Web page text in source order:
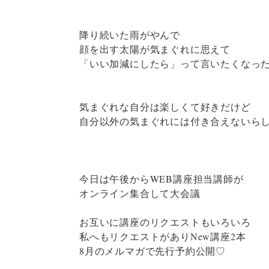
降り続いた雨がやんで
顔を出す太陽が気まぐれに思えて
「いい加減にしたら」って言いたくなっ
気まぐれな自分は楽しくて好きだけど
自分以外の気まぐれには付き合えないら
今日は午後からWEB講座担当講師が
オンライン集合して大会議
お互いに講座のリクエストもいろいろ
私へもリクエストがありNew講座2本
8月のメルマガで先行予約公開♡